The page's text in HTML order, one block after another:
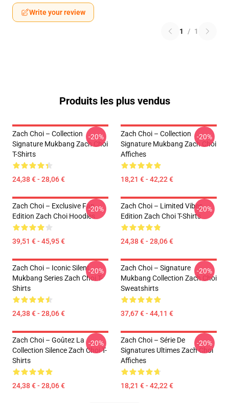
Write your review
1 / 1
Produits les plus vendus
Zach Choi – Collection
Signature Mukbang Zach Choi
T-Shirts
24,38 € - 28,06 €
-20%
Zach Choi – Collection
Signature Mukbang Zach Choi
Affiches
18,21 € - 42,22 €
-20%
Zach Choi – Exclusive Fan
Edition Zach Choi Hoodies
39,51 € - 45,95 €
-20%
Zach Choi – Limited Vibes
Edition Zach Choi T-Shirts
24,38 € - 28,06 €
-20%
Zach Choi – Iconic Silent
Mukbang Series Zach Choi T-
Shirts
24,38 € - 28,06 €
-20%
Zach Choi – Signature
Mukbang Collection Zach Choi
Sweatshirts
37,67 € - 44,11 €
-20%
Zach Choi – Goûtez La
Collection Silence Zach Choi T-
Shirts
24,38 € - 28,06 €
-20%
Zach Choi – Série De
Signatures Ultimes Zach Choi
Affiches
18,21 € - 42,22 €
-20%